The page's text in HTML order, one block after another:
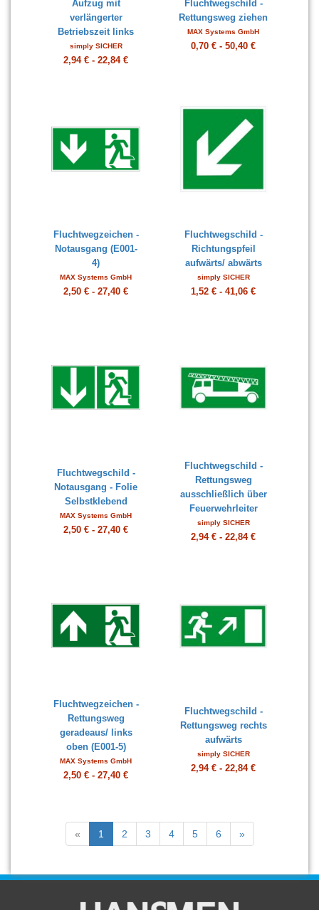
Aufzug mit
verlängerter
Betriebszeit links
simply SICHER
2,94 € - 22,84 €
Fluchtwegschild -
Rettungsweg ziehen
MAX Systems GmbH
0,70 € - 50,40 €
Fluchtwegzeichen -
Notausgang (E001-
4)
MAX Systems GmbH
2,50 € - 27,40 €
Fluchtwegschild -
Richtungspfeil
aufwärts/ abwärts
simply SICHER
1,52 € - 41,06 €
Fluchtwegschild -
Notausgang - Folie
Selbstklebend
MAX Systems GmbH
2,50 € - 27,40 €
Fluchtwegschild -
Rettungsweg
ausschließlich über
Feuerwehrleiter
simply SICHER
2,94 € - 22,84 €
Fluchtwegzeichen -
Rettungsweg
geradeaus/ links
oben (E001-5)
MAX Systems GmbH
2,50 € - 27,40 €
Fluchtwegschild -
Rettungsweg rechts
aufwärts
simply SICHER
2,94 € - 22,84 €
« 1 2 3 4 5 6 »